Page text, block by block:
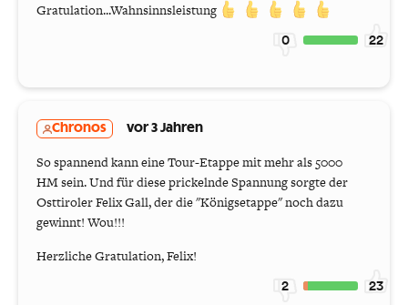
Gratulation...Wahnsinnsleistung
0 22
Chronos vor 3 Jahren
So spannend kann eine Tour-Etappe mit mehr als 5000
HM sein. Und für diese prickelnde Spannung sorgte der
Osttiroler Felix Gall, der die "Königsetappe" noch dazu
gewinnt! Wou!!!
Herzliche Gratulation, Felix!
2 23